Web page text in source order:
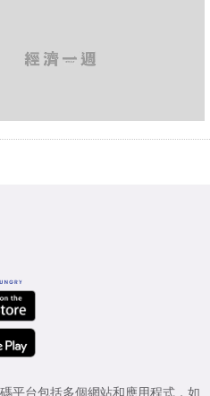
平台包括多個網站和應用程式，如